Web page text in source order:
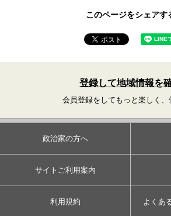
このページをシェアす
登録して地域情報を
会員登録をしてもっと楽しく、
政治家の方へ
サイトご利用案内
利用規約 よくあ